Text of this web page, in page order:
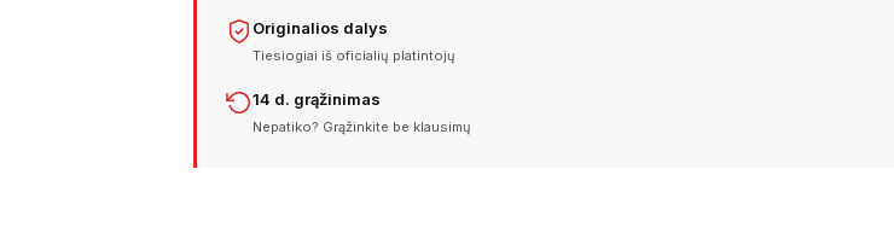
Originalios dalys
Tiesiogiai iš oficialių platintojų
14 d. grąžinimas
Nepatiko? Grąžinkite be klausimų